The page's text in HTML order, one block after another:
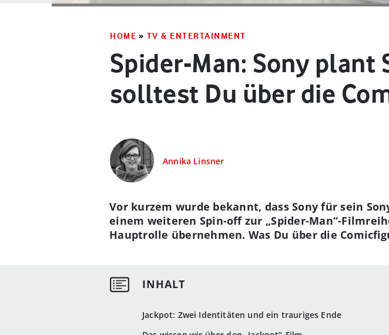
HOME » TV & ENTERTAINMENT
Spider-Man: Sony
solltest Du über die
Annika Linsner
Jackpot: Zwei Identitäten und ein trauriges Ende
Vor kurzem wurde bekannt, dass Sony für sein
einem weiteren Spin-off zur „Spider-Man“-
Hauptrolle übernehmen. Was Du über die